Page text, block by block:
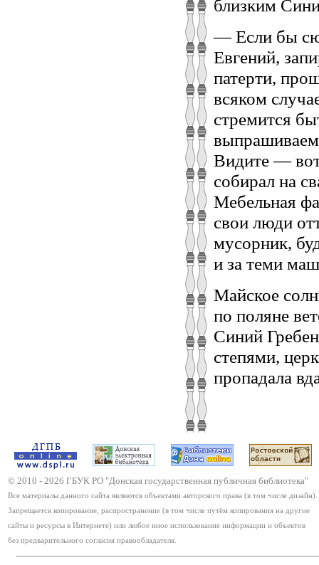
близким
— Если бы
Евгений,
патерти,
всяком
стремится
выпрашиваем
Видите —
собирал на
Мебельная
свои люди
мусорник,
и за теми
Майское
по поляне
Синий
степями,
пропадала
© 2010 - 2026 ГБУК РО "Донская государственная публичная библиотека"
Все материалы данного сайта являются объектами авторского права (в том числе дизайн).
Запрещается копирование, распространение (в том числе путём копирования на другие
сайты и ресурсы в Интернете) или любое иное использование информации и объектов
без предварительного согласия правообладателя.